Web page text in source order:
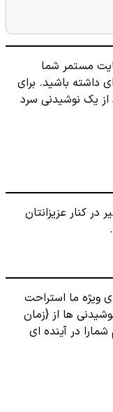
مستمر شما
داشته باشید. برای
یک نوشیدنی سرد
در کنار عزیزانتان
ویژه ما استراحت
ها از {زمان
در آینده ای